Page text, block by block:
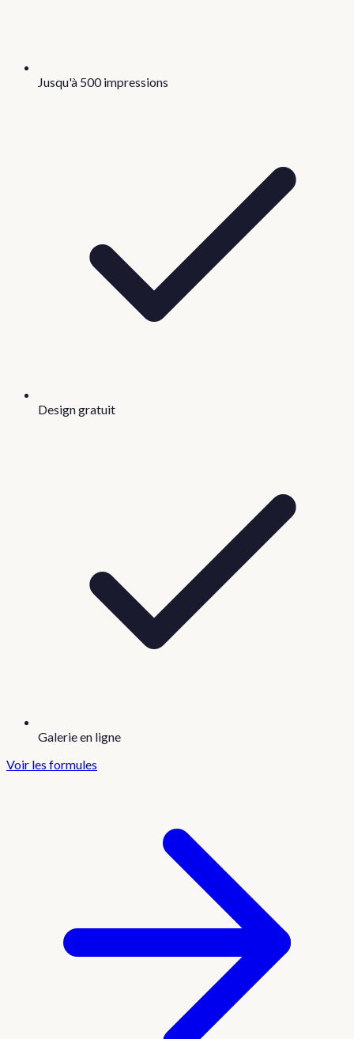
Jusqu'à 500 impressions
Design gratuit
Galerie en ligne
Voir les formules